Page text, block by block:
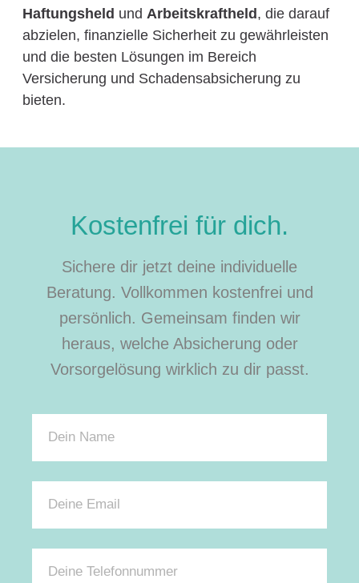
Haftungsheld und Arbeitskraftheld , die darauf
abzielen, finanzielle Sicherheit zu gewährleisten
und die besten Lösungen im Bereich
Versicherung und Schadensabsicherung zu
bieten.
Kostenfrei für dich.
Sichere dir jetzt deine individuelle
Beratung. Vollkommen kostenfrei und
persönlich. Gemeinsam finden wir
heraus, welche Absicherung oder
Vorsorgelösung wirklich zu dir passt.